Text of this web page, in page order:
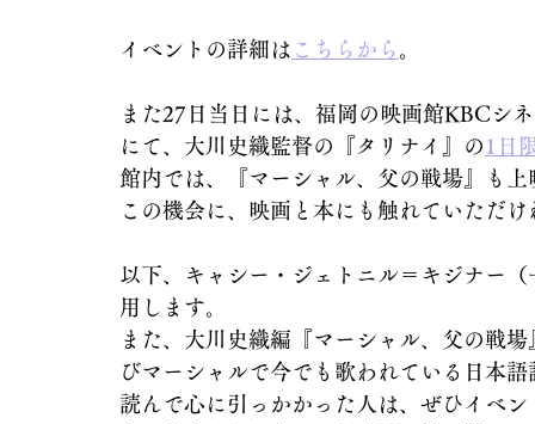
イベントの詳細は こちらから 。
また27日当日には、福岡の映画館KBCシ
にて、大川史織監督の『タリナイ』の 1日
館内では、『マーシャル、父の戦場』も
この機会に、映画と本にも触れていただけ
以下、キャシー・ジェトニル＝キジナー
用します。
また、大川史織編『マーシャル、父の戦
びマーシャルで今でも歌われている日本
読んで心に引っかかった人は、ぜひイベ